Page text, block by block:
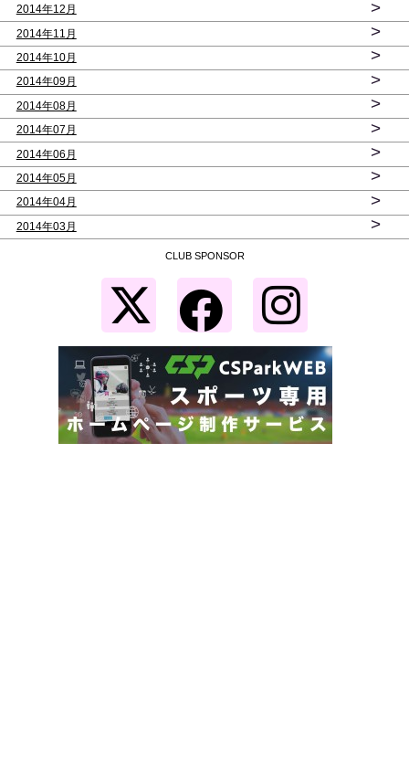
2014年12月 >
2014年11月 >
2014年10月 >
2014年09月 >
2014年08月 >
2014年07月 >
2014年06月 >
2014年05月 >
2014年04月 >
2014年03月 >
CLUB SPONSOR